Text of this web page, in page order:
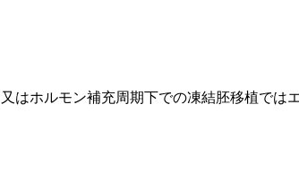
はホルモン補充周期下での凍結胚移植で